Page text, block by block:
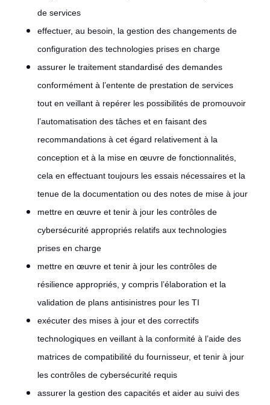
de services
effectuer, au besoin, la gestion des changements de
configuration des technologies prises en charge
assurer le traitement standardisé des demandes
conformément à l’entente de prestation de services
tout en veillant à repérer les possibilités de promouvoir
l’automatisation des tâches et en faisant des
recommandations à cet égard relativement à la
conception et à la mise en œuvre de fonctionnalités,
cela en effectuant toujours les essais nécessaires et la
tenue de la documentation ou des notes de mise à jour
mettre en œuvre et tenir à jour les contrôles de
cybersécurité appropriés relatifs aux technologies
prises en charge
mettre en œuvre et tenir à jour les contrôles de
résilience appropriés, y compris l’élaboration et la
validation de plans antisinistres pour les TI
exécuter des mises à jour et des correctifs
technologiques en veillant à la conformité à l’aide des
matrices de compatibilité du fournisseur, et tenir à jour
les contrôles de cybersécurité requis
assurer la gestion des capacités et aider au suivi des